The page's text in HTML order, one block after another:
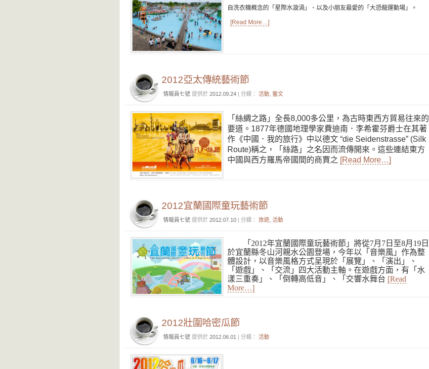
自洗衣機概念的「星際水漩渦」、以及小朋友最愛的「大恐龍運動場」。
[Read More…]
2012亞太傳統藝術節
情報員七號 提供於 2012.09.24 | 分類： 活動 藝文
「絲綢之路」全長8,000多公里，為古時東西方貿易往來的
要道。1877年德國地理學家費迪南．李希霍芬爵士在其著
作《中國．我的旅行》中以德文 “die Seidenstrasse” (Silk
Route)稱之，「絲路」之名因而流傳開來。這些連結東方
中國與西方羅馬帝國間的商賈之 [Read More…]
2012宜蘭國際童玩藝術節
情報員七號 提供於 2012.07.10 | 分類： 旅遊 活動
「2012年宜蘭國際童玩藝術節」將從7月7日至8月19日
於宜蘭縣冬山河親水公園登場，今年以「音樂風」作為整
體設計，以音樂風格方式呈現於「展覽」、「演出」、
「遊戲」、「交流」四大活動主軸。在遊戲方面，有「水
漾三重奏」、「倒轉高低音」、「交響水舞台 [Read
More…]
2012壯圍哈密瓜節
情報員七號 提供於 2012.06.01 | 分類： 活動